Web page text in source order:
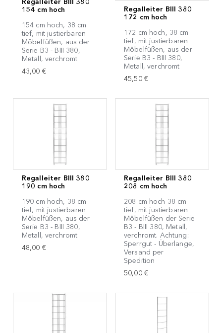
Regalleiter BIII 380
154 cm hoch
154 cm hoch, 38 cm
tief, mit justierbaren
Möbelfüßen, aus der
Serie B3 - BIII 380,
Metall, verchromt
43,00 €
Regalleiter BIII 380
172 cm hoch
172 cm hoch, 38 cm
tief, mit justierbaren
Möbelfüßen, aus der
Serie B3 - BIII 380,
Metall, verchromt
45,50 €
Regalleiter BIII 380
190 cm hoch
190 cm hoch, 38 cm
tief, mit justierbaren
Möbelfüßen, aus der
Serie B3 - BIII 380,
Metall, verchromt
48,00 €
Regalleiter BIII 380
208 cm hoch
208 cm hoch 38 cm
tief, mit justierbaren
Möbelfüßen der Serie
B3 - BIII 380, Metall,
verchromt. Achtung:
Sperrgut - Überlange,
Versand per
Spedition
50,00 €